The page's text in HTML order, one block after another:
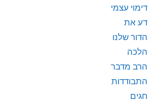
דימוי עצמי
דע את
הדור שלנו
הלכה
הרב מדבר
התבודדות
חגים